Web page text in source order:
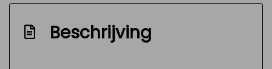
Stuur multifunctioneel
Beschrijving